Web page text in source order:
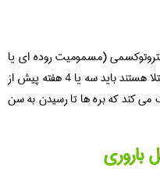
(مسمومیت روده ای یا
زهره درد و یا بیماری علفی) یا قلوه نرمی مبتلا هستند باید سه یا 4 هفته پیش از
می کند که بره ها تا رسیدن به سن